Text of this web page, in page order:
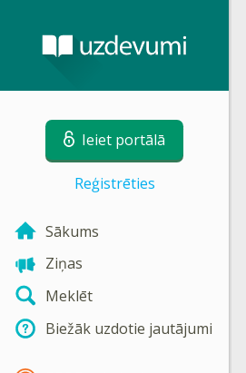
Ieiet portālā
Reģistrēties
Sākums
Ziņas
Meklēt
Biežāk uzdotie jautājumi